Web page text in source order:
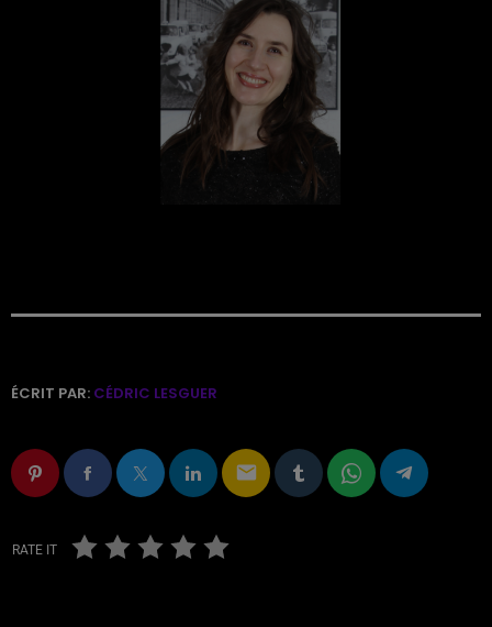
ÉCRIT PAR: CÉDRIC LESGUER
email
RATE IT